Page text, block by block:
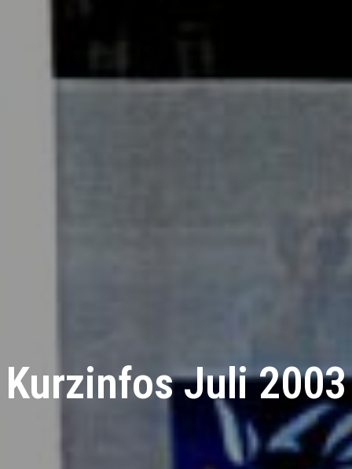
Kurzinfos Juli 2003